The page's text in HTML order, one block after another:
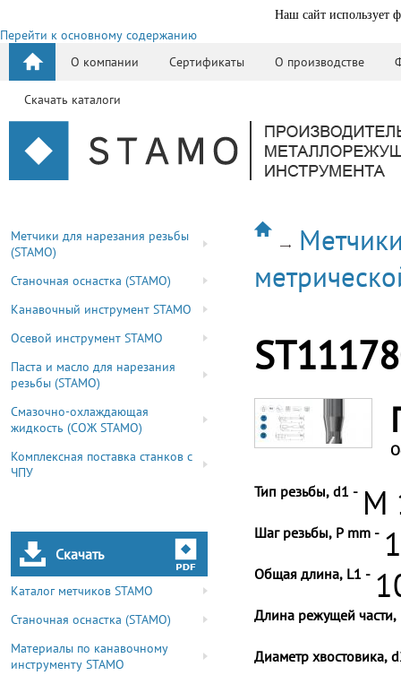
Наш сайт использует
Перейти к основному содержанию
О компании
Сертификаты О производстве
Скачать каталоги
Метчики для нарезания резьбы
(STAMO)
Станочная оснастка (STAMO)
Канавочный инструмент STAMO
Осевой инструмент STAMO
Паста и масло для нарезания
резьбы (STAMO)
Смазочно-охлаждающая
жидкость (СОЖ STAMO)
Комплексная поставка станков с
ЧПУ
Скачать
Каталог метчиков STAMO
Станочная оснастка (STAMO)
Материалы по канавочному
инструменту STAMO
Тип резьбы, d1 - M
Шаг резьбы, P mm -
Общая длина, L1 -
Длина режущей части,
Диаметр хвостовика,